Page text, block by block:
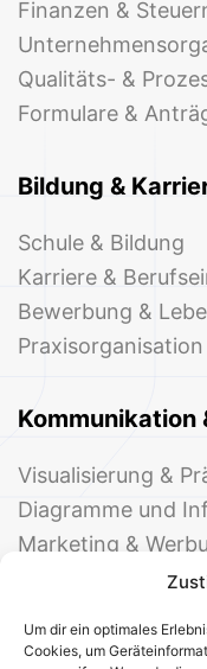
Um dir ein optimales
Cookies, um
Finanzen &
Qualitäts- &
Formulare &
Bildung &
Schule & Bildung
Karriere &
Bewerbung &
Kommunikation
Visualisierung &
Diagramme und
Marketing &
Events &